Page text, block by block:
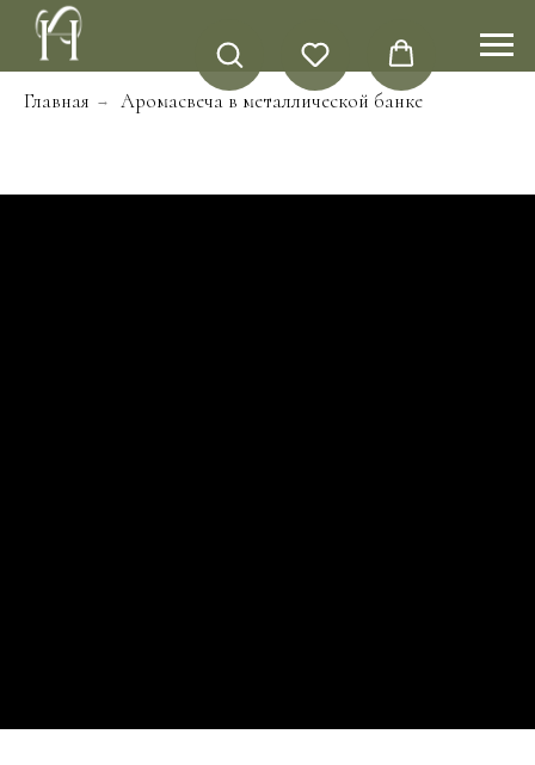
Главная → Аромасвеча в металлической банке